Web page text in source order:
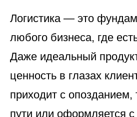
Логистика — это
любого бизнеса, где
Даже идеальный
ценность в глазах
приходит с опозданием,
пути или оформляется